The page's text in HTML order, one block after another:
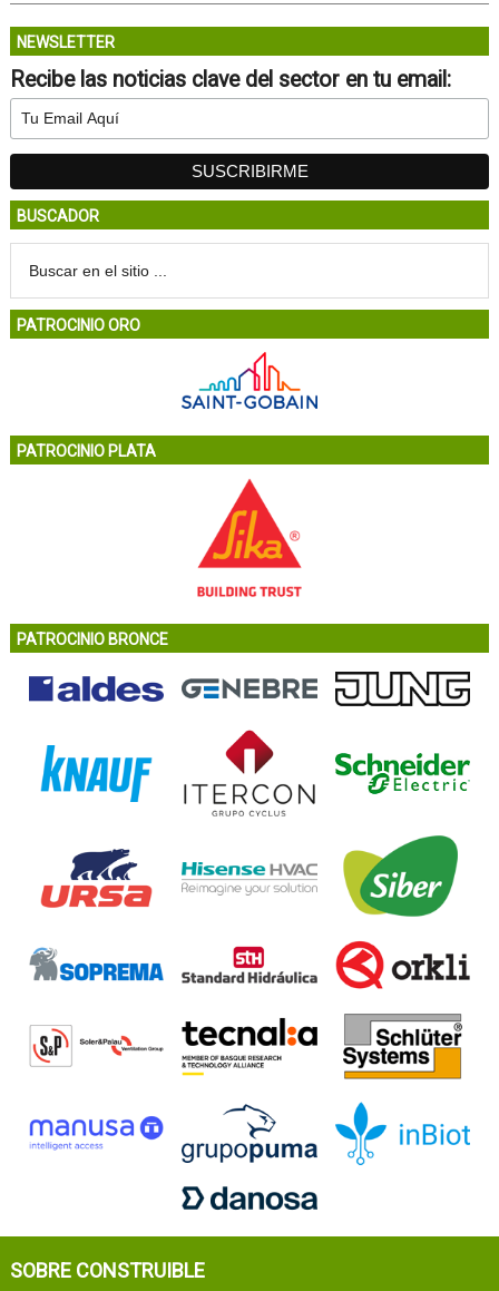
NEWSLETTER
Recibe las noticias clave del sector en tu email:
BUSCADOR
PATROCINIO ORO
PATROCINIO PLATA
PATROCINIO BRONCE
SOBRE CONSTRUIBLE